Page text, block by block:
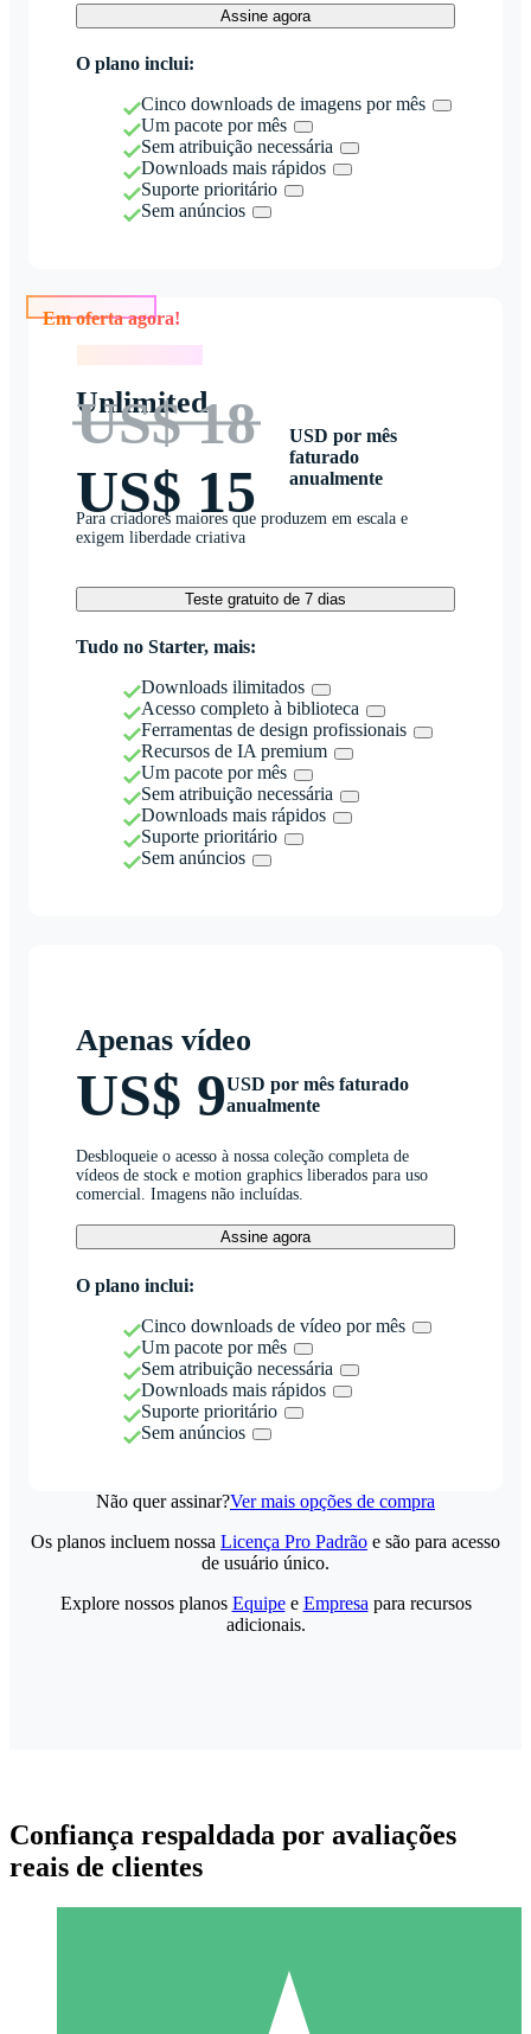
Assine agora
O plano inclui:
Cinco downloads de imagens por mês
Um pacote por mês
Sem atribuição necessária
Downloads mais rápidos
Suporte prioritário
Sem anúncios
Unlimited
US$ 18
US$ 15
USD por mês
faturado
anualmente
Para criadores maiores que produzem em escala e
exigem liberdade criativa
Teste gratuito de 7 dias
Tudo no Starter, mais:
Downloads ilimitados
Acesso completo à biblioteca
Ferramentas de design profissionais
Recursos de IA premium
Um pacote por mês
Sem atribuição necessária
Downloads mais rápidos
Suporte prioritário
Sem anúncios
Apenas vídeo
US$ 9USD por mês faturado
anualmente
Desbloqueie o acesso à nossa coleção completa de
vídeos de stock e motion graphics liberados para uso
comercial. Imagens não incluídas.
Assine agora
O plano inclui:
Cinco downloads de vídeo por mês
Um pacote por mês
Sem atribuição necessária
Downloads mais rápidos
Suporte prioritário
Sem anúncios
Não quer assinar?Ver mais opções de compra
Os planos incluem nossa Licença Pro Padrão e são para acesso
de usuário único.
Explore nossos planos Equipee Empresa para recursos
adicionais.
Confiança respaldada por avaliações
reais de clientes